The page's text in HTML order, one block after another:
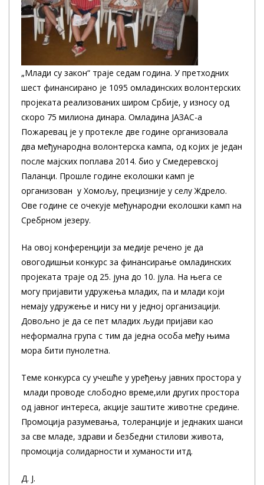
„Млади су закон“ траје седам година. У претходних
шест финансирано је 1095 омладинских волонтерских
пројеката реализованих широм Србије, у износу од
скоро 75 милиона динара. Омладина ЈАЗАС-а
Пожаревац је у протекле две године организовала
два међународна волонтерска кампа, од којих је један
после мајских поплава 2014. био у Смедеревској
Паланци. Прошле године еколошки камп је
организован у Хомољу, прецизније у селу Ждрело.
Ове године се очекује међународни еколошки камп на
Сребрном језеру.
На овој конференцији за медије речено је да
овогодишњи конкурс за финансирање омладинских
пројеката траје од 25. јуна до 10. јула. На њега се
могу пријавити удружења младих, па и млади који
немају удружење и нису ни у једној организацији.
Довољно је да се пет младих људи пријави као
неформална група с тим да једна особа међу њима
мора бити пунолетна.
Теме конкурса су учешће у уређењу јавних простора у
млади проводе слободно време,или других простора
од јавног интереса, акције заштите животне средине.
Промоција разумевања, толеранције и једнаких шанси
за све младе, здрави и безбедни стилови живота,
промоција солидарности и хуманости итд.
Д. Ј.